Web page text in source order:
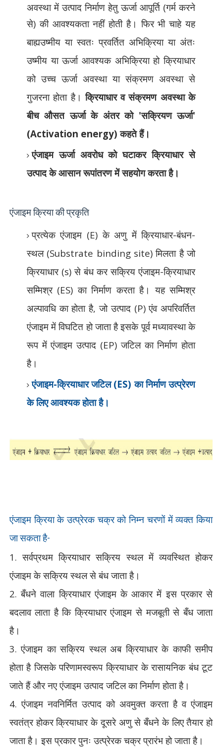
अवस्था मेंउत्पाद निर्माण हेतु ऊर्जा आपूर्ति (गर्म करने
से) की आवश्यकता नहीं होती है। फिर भी चाहे यह
बाह्यउष्मीय या स्वतः प्रवर्तित अभिक्रिया या अंतः
उष्मीय या ऊर्जा आवश्यक अभिक्रिया हो क्रियाधार
को उच्च ऊर्जा अवस्था या संक्रमण अवस्था से
गुजरना होता है।क्रियाधार व संक्रमण अवस्था के
बीच औसत ऊर्जा के अंतर को 'सक्रियण ऊर्जा'
(Activation energy)कहते हैं।
एंजाइम ऊर्जा अवरोध को घटाकर क्रियाधार से
उत्पाद के आसान रूपांतरण में सहयोग करता है।
एंजाइम क्रिया की प्रकृति
प्रत्येक एंजाइम (E)के अणु में क्रियाधार-बंधन-
स्थल (Substrate binding site)मिलता है जो
क्रियाधार (s)से बंध कर सक्रिय एंजाइम-क्रियाधार
सम्मिश्र (ES)का निर्माण करता है। यह सम्मिश्र
अल्पावधि का होता है,जो उत्पाद (P)एंव अपरिवर्तित
एंजाइम में विघटित हो जाता है इसके पूर्व मध्यावस्था के
रूप में एंजाइम उत्पाद (EP)जटिल का निर्माण होता
है।
एंजाइम-क्रियाधार जटिल (ES)का निर्माण उत्प्रेरण
के लिए आवश्यक होता है।
एंजाइम क्रिया के उत्प्रेरक चक्र को निम्न चरणों में व्यक्त किया
जा सकता है-
1. सर्वप्रथम क्रियाधार सक्रिय स्थल में व्यवस्थित होकर
एंजाइम के सक्रिय स्थल से बंध जाता है।
2. बँधने वाला क्रियाधार एंजाइम के आकार में इस प्रकार से
बदलाव लाता है कि क्रियाधार एंजाइम से मजबूती से बँध जाता
है।
3. एंजाइम का सक्रिय स्थल अब क्रियाधार के काफी समीप
होता है जिसके परिणामस्वरूप क्रियाधार के रासायनिक बंध टूट
जाते हैं और नए एंजाइम उत्पाद जटिल का निर्माण होता है।
4. एंजाइम नवनिर्मित उत्पाद को अवमुक्त करता है व एंजाइम
स्वतंत्र होकर क्रियाधार के दूसरे अणु से बँधने के लिए तैयार हो
जाता है। इस प्रकार पुनः उत्प्रेरक चक्र प्रारंभ हो जाता है।